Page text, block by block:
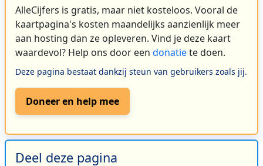
AlleCijfers is gratis, maar niet kosteloos. Vooral de
kaartpagina's kosten maandelijks aanzienlijk meer
aan hosting dan ze opleveren. Vind je deze kaart
waardevol? Help ons door een donatiete doen.
Deze pagina bestaat dankzij steun van gebruikers zoals jij.
Doneer en help mee
Deel deze pagina